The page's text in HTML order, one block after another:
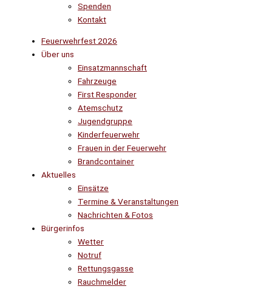
Spenden
Kontakt
Feuerwehrfest 2026
Über uns
Einsatzmannschaft
Fahrzeuge
First Responder
Atemschutz
Jugendgruppe
Kinderfeuerwehr
Frauen in der Feuerwehr
Brandcontainer
Aktuelles
Einsätze
Termine & Veranstaltungen
Nachrichten & Fotos
Bürgerinfos
Wetter
Notruf
Rettungsgasse
Rauchmelder